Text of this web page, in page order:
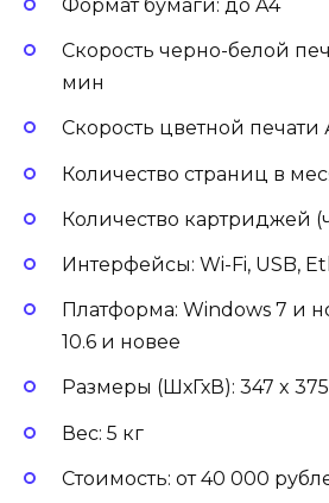
Формат бумаги: до A4
Скорость черно-белой
мин
Скорость цветной печати
Количество страниц в
Количество картриджей
Интерфейсы: Wi-Fi, USB,
Платформа: Windows 7 и
10.6 и новее
Размеры (ШхГхВ): 347 x
Вес: 5 кг
Стоимость: от 40 000